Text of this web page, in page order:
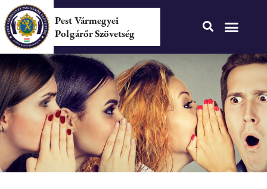
Pest Vármegyei
Polgárőr Szövetség